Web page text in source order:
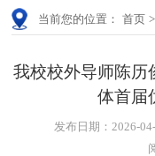
当前您的位置： 首页 >
我校校外导师陈历
体首届
发布日期：2026-